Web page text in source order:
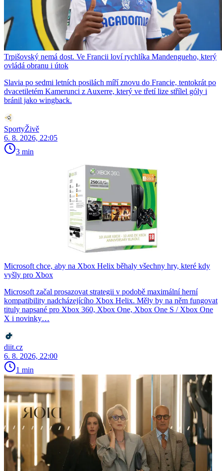
Trpišovský nemá dost. Ve Francii loví rychlíka Mandengueho, který
ovládá obranu i útok
Slavia po sedmi letních posilách míří znovu do Francie, tentokrát po
dvacetiletém Kamerunci z Auxerre, který ve třetí lize střílel góly i
bránil jako wingback.
SportyŽivě
6. 8. 2026, 22:05
3 min
Microsoft chce, aby na Xbox Helix běhaly všechny hry, které kdy
vyšly pro Xbox
Microsoft začal prosazovat strategii v podobě maximální herní
kompatibility nadcházejícího Xbox Helix. Měly by na něm fungovat
tituly napsané pro Xbox 360, Xbox One, Xbox One S / Xbox One
X i novinky…
diit.cz
6. 8. 2026, 22:00
1 min